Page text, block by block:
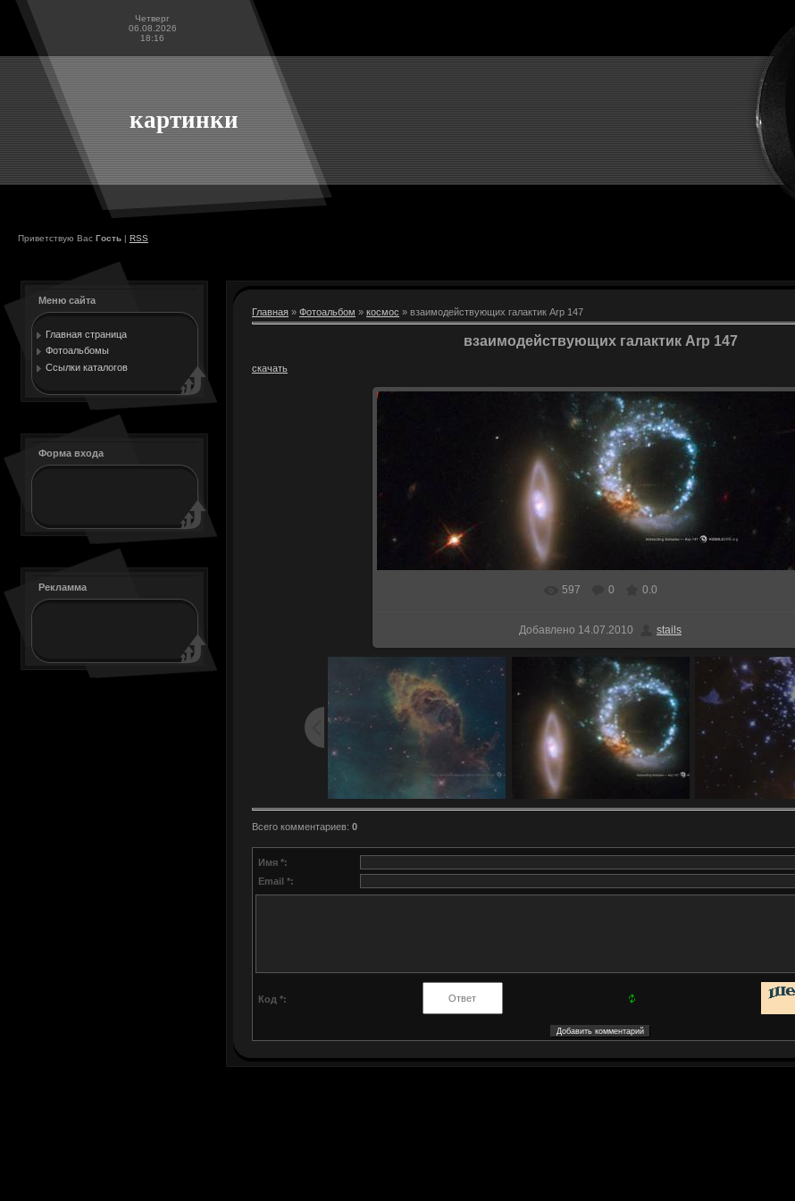
Четверг
06.08.2026
18:16
картинки
Приветствую Вас Гость | RSS
Меню сайта
Главная страница
Фотоальбомы
Ссылки каталогов
Форма входа
Рекламма
Главная » Фотоальбом » космос » взаимодействующих галактик Arp 147
взаимодействующих галактик Arp 147
скачать
597 0 0.0
Добавлено 14.07.2010 stails
Всего комментариев: 0
Имя *:
Email *:
Код *: